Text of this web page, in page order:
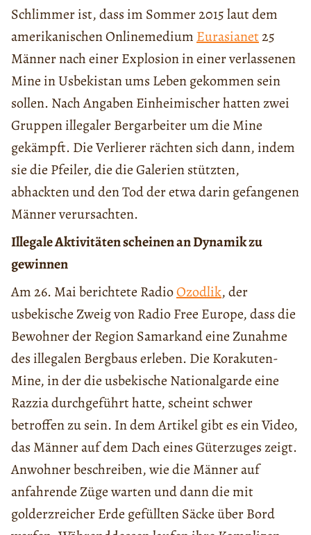
Schlimmer ist, dass im Sommer 2015 laut dem
amerikanischen Onlinemedium Eurasianet25
Männer nach einer Explosion in einer verlassenen
Mine in Usbekistan ums Leben gekommen sein
sollen. Nach Angaben Einheimischer hatten zwei
Gruppen illegaler Bergarbeiter um die Mine
gekämpft. Die Verlierer rächten sich dann, indem
sie die Pfeiler, die die Galerien stützten,
abhackten und den Tod der etwa darin gefangenen
Männer verursachten.
Illegale Aktivitäten scheinen an Dynamik zu
gewinnen
Am 26. Mai berichtete RadioOzodlik, der
usbekische Zweig von Radio Free Europe, dass die
Bewohner der Region Samarkand eine Zunahme
des illegalen Bergbaus erleben. Die Korakuten-
Mine, in der die usbekische Nationalgarde eine
Razzia durchgeführt hatte, scheint schwer
betroffen zu sein. In dem Artikel gibt es ein Video,
das Männer auf dem Dach eines Güterzuges zeigt.
Anwohner beschreiben, wie die Männer auf
anfahrende Züge warten und dann die mit
golderzreicher Erde gefüllten Säcke über Bord